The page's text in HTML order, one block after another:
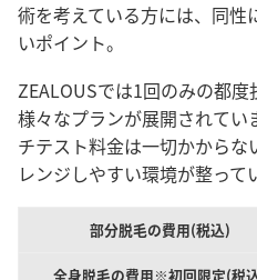
術を考えている方には、同性
いポイント。
ZEALOUSでは1回のみの都度
様々なプランが展開されてい
チテスト料金は一切かからな
レンジしやすい環境が整って
部分脱毛の費用(税込)
全身脱毛の費用※初回限定(税